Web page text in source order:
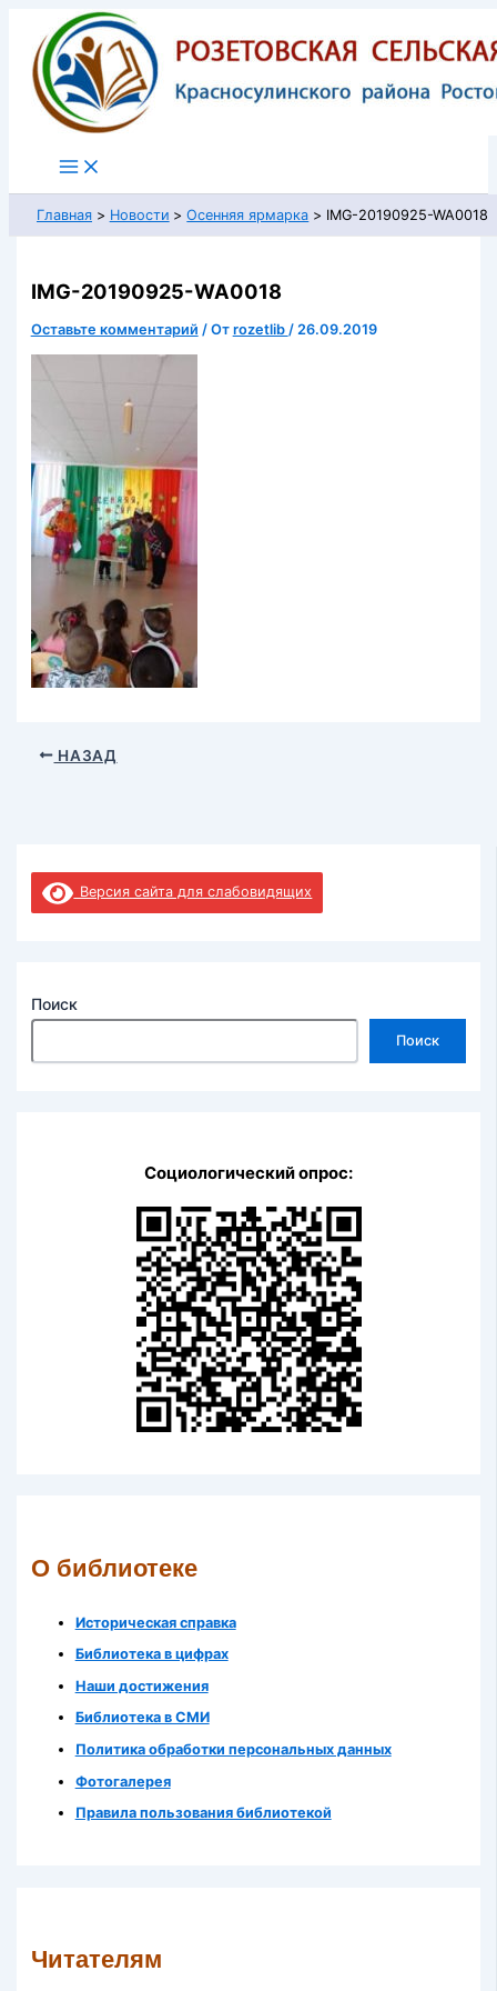
Перейти
содержимому
Главная Новости Осенняя ярмарка IMG-20190925-WA0018
IMG-20190925-WA0018
Оставьте комментарий / От rozetlib / 26.09.2019
НАЗАД
Версия сайта для слабовидящих
Поиск
Поиск
Социологический опрос:
О библиотеке
Историческая справка
Библиотека в цифрах
Наши достижения
Библиотека в СМИ
Политика обработки персональных данных
Фотогалерея
Правила пользования библиотекой
Читателям